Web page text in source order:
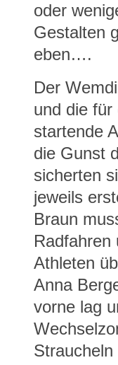
oder
Gestalten
eben….
Der
und die für
startende
die Gunst
sicherten
jeweils
Braun
Radfahren
Athleten
Anna
vorne lag
Straucheln